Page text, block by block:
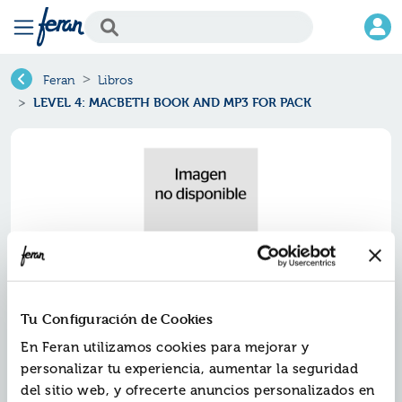
Tu Configuración de Cookies
En Feran utilizamos cookies para mejorar y
personalizar tu experiencia, aumentar la seguridad
del sitio web, y ofrecerte anuncios personalizados en
Feran Libros
LEVEL 4: MACBETH BOOK AND MP3 FOR PACK
Level 4: macbeth book and mp3
for pack